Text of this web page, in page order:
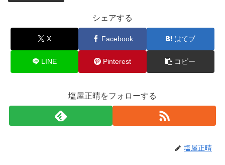
シェアする
X Facebook はてブ
LINE Pinterest コピー
塩屋正晴をフォローする
塩屋正晴